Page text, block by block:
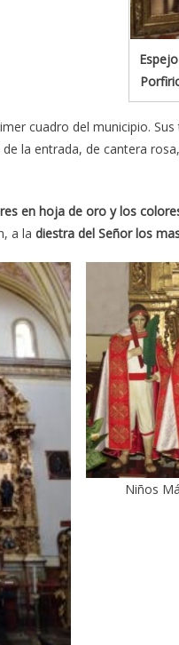
cuadro del municipio.
la entrada, de cantera
en hoja de oro y los
a la diestra del Señor los
Niños